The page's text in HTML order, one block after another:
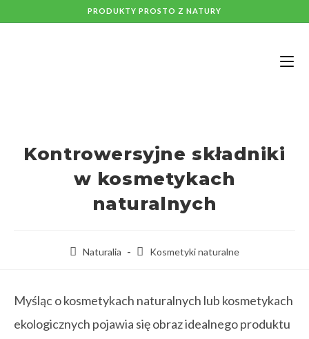
PRODUKTY PROSTO Z NATURY
Kontrowersyjne składniki
w kosmetykach
naturalnych
Naturalia Kosmetyki naturalne
Myśląc o kosmetykach naturalnych lub kosmetykach
ekologicznych pojawia się obraz idealnego produktu